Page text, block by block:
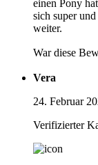
einen Pony
sich super
weiter.
War diese
Vera
24. Februar
Verifizierter